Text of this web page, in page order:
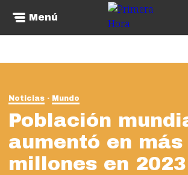
Menú
Noticias Mundo
Población
aumentó en más
millones en 2023